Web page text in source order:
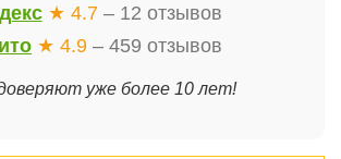
★ 4.7 – 12 отзывов
★ 4.9 – 459 отзывов
уже более 10 лет!